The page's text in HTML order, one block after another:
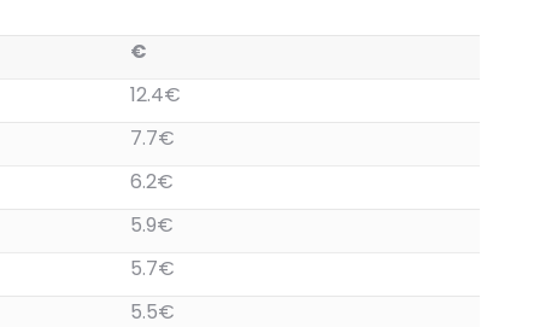
€
12.4€
7.7€
6.2€
5.9€
5.7€
5.5€